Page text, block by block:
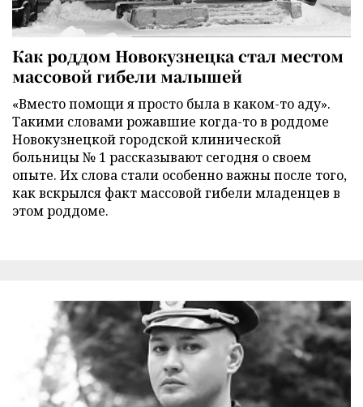
Как роддом Новокузнецка стал местом
массовой гибели малышей
«Вместо помощи я просто была в каком-то аду».
Такими словами рожавшие когда-то в роддоме
Новокузнецкой городской клинической
больницы № 1 рассказывают сегодня о своем
опыте. Их слова стали особенно важны после того,
как вскрылся факт массовой гибели младенцев в
этом роддоме.